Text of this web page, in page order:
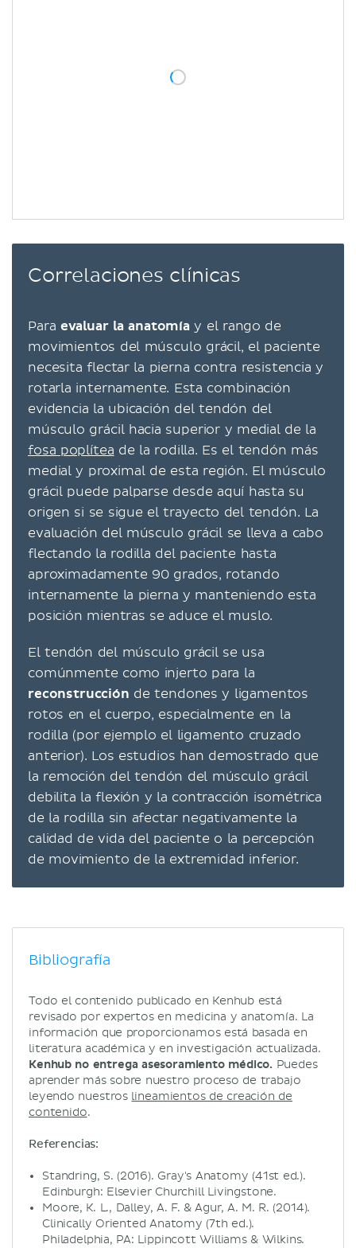
Correlaciones clínicas
Para evaluar la anatomíay el rango de
movimientos del músculo grácil, el paciente
necesita flectar la pierna contra resistencia y
rotarla internamente. Esta combinación
evidencia la ubicación del tendón del
músculo grácil hacia superior y medial de la
fosa poplítea de la rodilla. Es el tendón más
medial y proximal de esta región. El músculo
grácil puede palparse desde aquí hasta su
origen si se sigue el trayecto del tendón. La
evaluación del músculo grácil se lleva a cabo
flectando la rodilla del paciente hasta
aproximadamente 90 grados, rotando
internamente la pierna y manteniendo esta
posición mientras se aduce el muslo.
El tendón del músculo grácil se usa
comúnmente como injerto para la
reconstrucción de tendones y ligamentos
rotos en el cuerpo, especialmente en la
rodilla (por ejemplo el ligamento cruzado
anterior). Los estudios han demostrado que
la remoción del tendón del músculo grácil
debilita la flexión y la contracción isométrica
de la rodilla sin afectar negativamente la
calidad de vida del paciente o la percepción
de movimiento de la extremidad inferior.
Bibliografía
Todo el contenido publicado en Kenhub está
revisado por expertos en medicina y anatomía. La
información que proporcionamos está basada en
literatura académica y en investigación actualizada.
Kenhub no entrega asesoramiento médico. Puedes
aprender más sobre nuestro proceso de trabajo
leyendo nuestros lineamientos de creación de
contenido.
Referencias:
Standring, S. (2016). Gray's Anatomy (41st ed.).
Edinburgh: Elsevier Churchill Livingstone.
Moore, K. L., Dalley, A. F. & Agur, A. M. R. (2014).
Clinically Oriented Anatomy (7th ed.).
Philadelphia, PA: Lippincott Williams & Wilkins.